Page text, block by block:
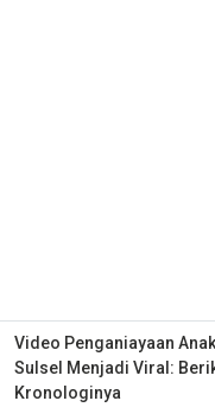
Video Penganiayaan
Sulsel Menjadi Viral:
Kronologinya